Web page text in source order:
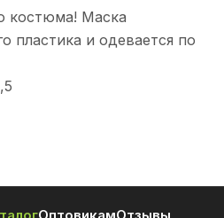
костюма! Маска
пластика и одевается по
ОптовикамОтзывы